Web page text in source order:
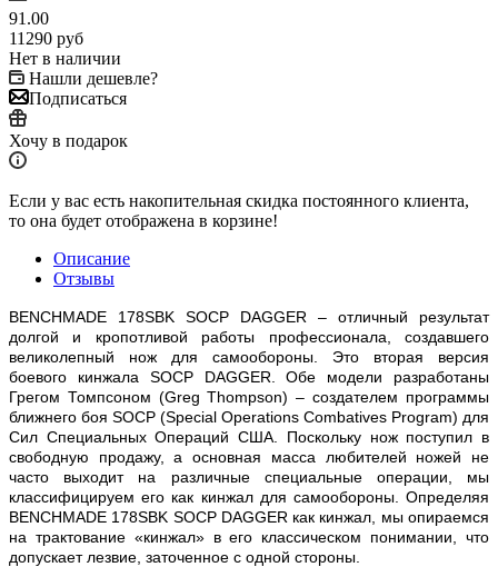
91.00
11290 руб
Нет в наличии
Нашли дешевле?
Подписаться
Хочу в подарок
Если у вас есть накопительная скидка постоянного клиента,
то она будет отображена в корзине!
Описание
Отзывы
BENCHMADE 178SBK SOCP DAGGER – отличный результат
долгой и кропотливой работы профессионала, создавшего
великолепный нож для самообороны. Это вторая версия
боевого кинжала SOCP DAGGER. Обе модели разработаны
Грегом Томпсоном (Greg Thompson) – создателем программы
ближнего боя SOCP (Special Operations Combatives Program) для
Сил Специальных Операций США. Поскольку нож поступил в
свободную продажу, а основная масса любителей ножей не
часто выходит на различные специальные операции, мы
классифицируем его как кинжал для самообороны. Определяя
BENCHMADE 178SBK SOCP DAGGER как кинжал, мы опираемся
на трактование «кинжал» в его классическом понимании, что
допускает лезвие, заточенное с одной стороны.